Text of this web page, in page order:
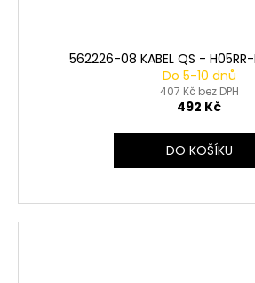
562226-08 KABEL QS -
Do 5-10 dnů
407 Kč bez DPH
492 Kč
DO KOŠÍKU